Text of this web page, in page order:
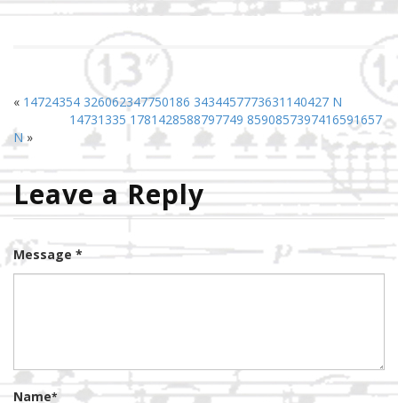
« 14724354 326062347750186 3434457773631140427 N
14731335 1781428588797749 8590857397416591657
N»
Leave a Reply
Message *
Name*